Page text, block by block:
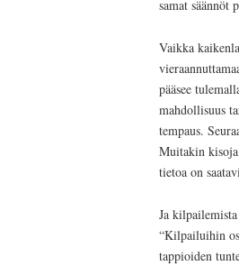
samat säännöt
Vaikka
pääsee
mahdollisuus
tempaus.
Muitakin
tietoa on
Ja
“Kilpailuihin
tappioiden